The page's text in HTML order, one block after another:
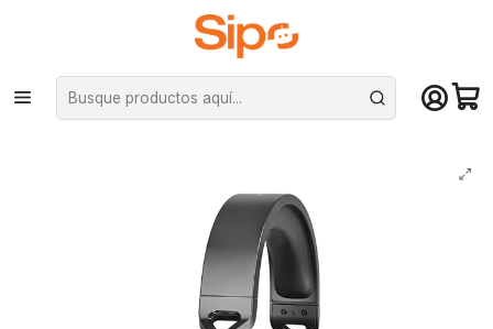
¡Compra hasta mediodía y recibe hoy! De lunes a sábado en el gran
Santiago. Envío gratis desde $29.990
Inicio Computación y Gamers Audífonos
Audífonos Corsair Over-Ear Hs55 Stereo Cable 3.5mm, Carbón